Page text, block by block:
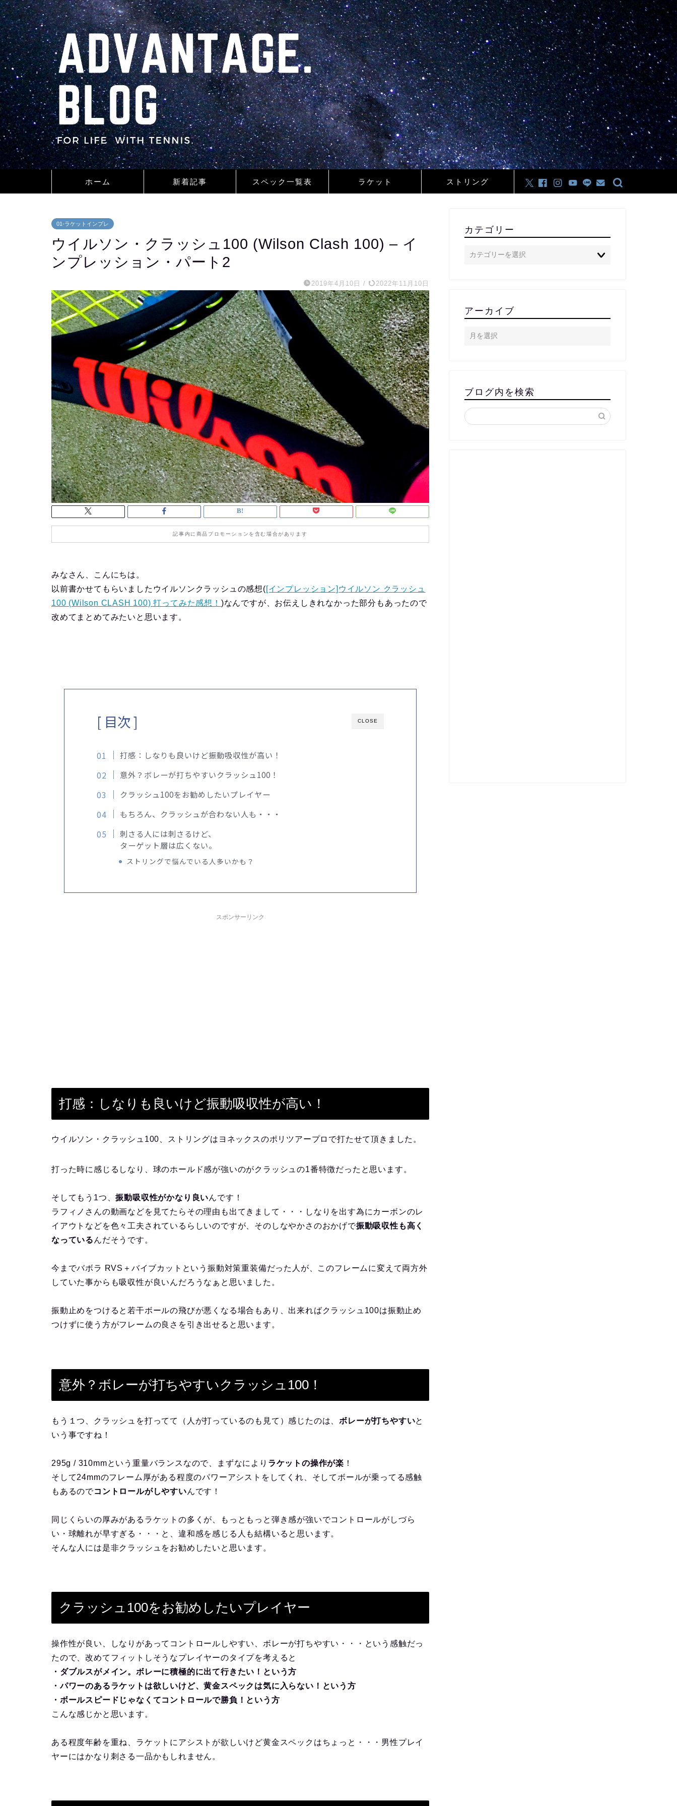
ホーム 新着記事 スペック一覧表 ラケット ストリング
01-ラケットインプレ
ウイルソン・クラッシュ100 (Wilson Clash 100) – イ
ンプレッション・パート2
2019年4月10日 / 2022年11月10日
記事内に商品プロモーションを含む場合があります
みなさん、こんにちは。
以前書かせてもらいましたウイルソンクラッシュの感想([インプレッション]ウイルソン クラッシュ
100 (Wilson CLASH 100) 打ってみた感想！ )なんですが、お伝えしきれなかった部分もあったので
改めてまとめてみたいと思います。
CLOSE
[ 目次 ]
打感：しなりも良いけど振動吸収性が高い！
意外？ボレーが打ちやすいクラッシュ100！
クラッシュ100をお勧めしたいプレイヤー
もちろん、クラッシュが合わない人も・・・
刺さる人には刺さるけど、
ターゲット層は広くない。
ストリングで悩んでいる人多いかも？
スポンサーリンク
打感：しなりも良いけど振動吸収性が高い！
ウイルソン・クラッシュ100、ストリングはヨネックスのポリツアープロで打たせて頂きました。
打った時に感じるしなり、球のホールド感が強いのがクラッシュの1番特徴だったと思います。
そしてもう1つ、振動吸収性がかなり良いんです！
ラフィノさんの動画などを見てたらその理由も出てきまして・・・しなりを出す為にカーボンのレ
イアウトなどを色々工夫されているらしいのですが、そのしなやかさのおかげで振動吸収性も高く
なっている んだそうです。
今までバボラ RVS＋バイブカットという振動対策重装備だった人が、このフレームに変えて両方外
していた事からも吸収性が良いんだろうなぁと思いました。
振動止めをつけると若干ボールの飛びが悪くなる場合もあり、出来ればクラッシュ100は振動止め
つけずに使う方がフレームの良さを引き出せると思います。
意外？ボレーが打ちやすいクラッシュ100！
もう１つ、クラッシュを打ってて（人が打っているのも見て）感じたのは、ボレーが打ちやすいと
いう事ですね！
295g / 310mmという重量バランスなので、まずなにより ラケットの操作が楽 ！
そして24mmのフレーム厚がある程度のパワーアシストをしてくれ、そしてボールが乗ってる感触
もあるのでコントロールがしやすいんです！
同じくらいの厚みがあるラケットの多くが、もっともっと弾き感が強いでコントロールがしづら
い・球離れが早すぎる・・・と、違和感を感じる人も結構いると思います。
そんな人には是非クラッシュをお勧めしたいと思います。
クラッシュ100をお勧めしたいプレイヤー
操作性が良い、しなりがあってコントロールしやすい、ボレーが打ちやすい・・・という感触だっ
たので、改めてフィットしそうなプレイヤーのタイプを考えると
・ダブルスがメイン。ボレーに積極的に出て行きたい！という方
・パワーのあるラケットは欲しいけど、黄金スペックは気に入らない！という方
・ボールスピードじゃなくてコントロールで勝負！という方
こんな感じかと思います。
ある程度年齢を重ね、ラケットにアシストが欲しいけど黄金スペックはちょっと・・・男性プレイ
ヤーにはかなり刺さる一品かもしれません。
カテゴリー
アーカイブ
ブログ内を検索